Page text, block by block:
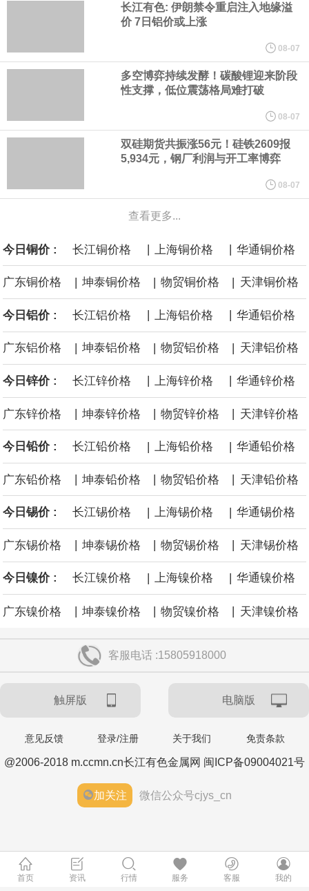
到采购的总费用可能高达2750亿美元，为美国有史以来最昂贵的水
面战舰项目之一。 根据CBO的初步估算，首舰造价约234亿美元，
后续14艘平均每艘约180亿美元。
黄金价格有望录得自今年1月以来最大单周涨幅。油价走弱为金价提
供支撑，同时投资者正等待美国非农就业数据，以寻找美国利率前
景的线索。StoneX高级分析师马特·辛普森表示，中东和平前景改善
令市场通胀预期下降，推动黄金价格从此前持续数周、位于4000美
元上方的盘整区间中进一步上涨。
海力士：龙仁工厂将生产高带宽内存（HBM）及其他下一代动态随
机存取存储器（DRAM）。
必和必拓港口联合工会：必和必拓西澳大利亚铁矿石业务的工人已
通知，将于8月9日实施24小时停工。
8月7日，宇树科技董事长王兴兴网上路演时表示，报告期内，公司
核心技术和知识产权。截至2026年1月31日，公司拥有262项专利权
（含境内发明专利20项）。
长江有色: 伊朗禁令重启注入地缘溢
价 7日铝价或上涨
08-07
多空博弈持续发酵！碳酸锂迎来阶段
性支撑，低位震荡格局难打破
08-07
双硅期货共振涨56元！硅铁2609报
5,934元，钢厂利润与开工率博弈
08-07
查看更多...
今日铜价 : 长江铜价格 | 上海铜价格 | 华通铜价格
广东铜价格 | 坤泰铜价格 | 物贸铜价格 | 天津铜价格
今日铝价 : 长江铝价格 上海铝价格 华通铝价格
广东铝价格 | 坤泰铝价格 | 物贸铝价格 | 天津铝价格
今日锌价 : 长江锌价格 上海锌价格 华通锌价格
广东锌价格 | 坤泰锌价格 | 物贸锌价格 | 天津锌价格
今日铅价 : 长江铅价格 | 上海铅价格 | 华通铅价格
广东铅价格 坤泰铅价格 物贸铅价格 天津铅价格
今日锡价 : 长江锡价格 | 上海锡价格 | 华通锡价格
广东锡价格 坤泰锡价格 物贸锡价格 天津锡价格
今日镍价 : 长江镍价格 | 上海镍价格 | 华通镍价格
广东镍价格 | 坤泰镍价格 | 物贸镍价格 | 天津镍价格
客服电话 :15805918000
触屏版 电脑版
意见反馈 登录/注册 关于我们 免责条款
@2006-2018 m.ccmn.cn长江有色金属网 闽ICP备09004021号
加关注 微信公众号cjys_cn
首页 资讯 行情 服务 客服 我的